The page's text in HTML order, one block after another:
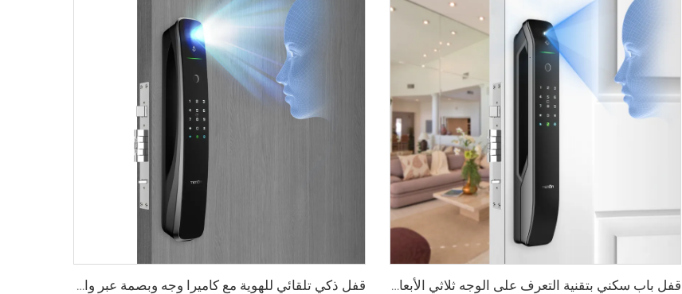
قفل باب سكني بتقنية التعرف على الوجه ثلاثي الأبعاد والبصمة Tenon A6 Pro قفل ذكي تلقائي للهوية مع كاميرا وجه وبصمة عبر واي فاي Tuya Tenon A9 Pro